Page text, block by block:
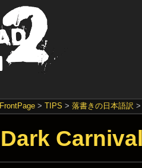
FrontPage >TIPS >落書きの日本語訳
Dark